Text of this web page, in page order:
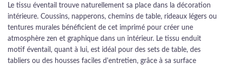
Le tissu éventail trouve naturellement sa place dans la décoration
intérieure. Coussins, napperons, chemins de table, rideaux légers ou
tentures murales bénéficient de cet imprimé pour créer une
atmosphère zen et graphique dans un intérieur. Le tissu enduit
motif éventail, quant à lui, est idéal pour des sets de table, des
tabliers ou des housses faciles d'entretien, grâce à sa surface